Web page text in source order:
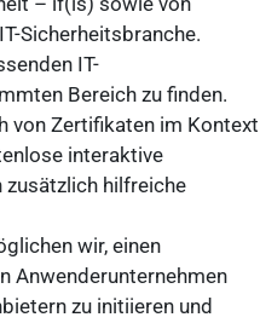
Sicherheitsbranche.
IT-
Bereich zu finden.
von Zertifikaten im Kontext
interaktive
zusätzlich hilfreiche
wir, einen
Anwenderunternehmen
zu initiieren und